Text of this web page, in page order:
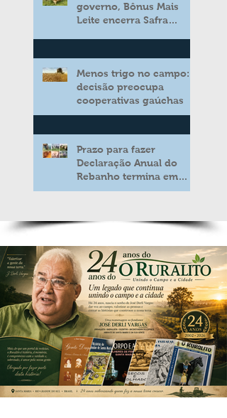
governo, Bônus Mais
Leite encerra Safra
aos produtores de leite
Menos trigo no campo:
decisão preocupa
cooperativas gaúchas
Prazo para fazer
Declaração Anual do
Rebanho termina em
duas semanas